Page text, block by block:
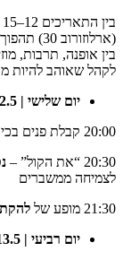
בין אופנה, תרבות,
לקהל שאוהב להיות
יום שלישי | 12.5 | פתיחת שבוע האופנה
20:00 קבלת פנים בכיבוד קח וכוס שמפניה.
20:30 “את הקול” –
לצמיחה ממשברים
21:30 מופע של
יום רביעי | 13.5